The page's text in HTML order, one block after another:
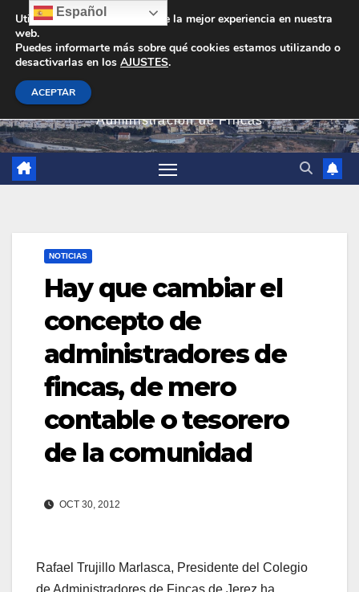
contenido
Administración de Fincas
NOTICIAS
Hay que cambiar el
concepto de
administradores de
fincas, de mero
contable o tesorero
de la comunidad
OCT 30, 2012
Rafael Trujillo Marlasca, Presidente del Colegio
Español
Utilizamos cookies para darte la mejor experiencia en nuestra
web.
Puedes informarte más sobre qué cookies estamos utilizando o
desactivarlas en los AJUSTES.
ACEPTAR